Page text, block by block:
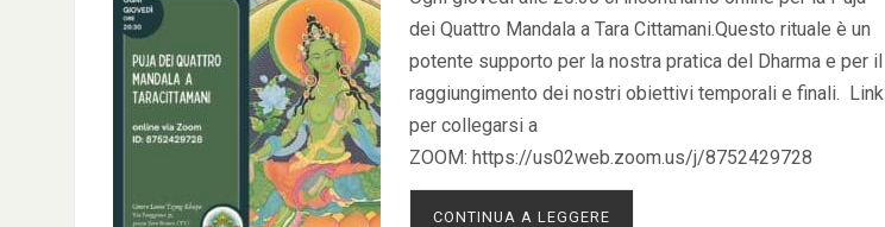
dei Quattro Mandala a Tara Cittamani.Questo rituale è un
potente supporto per la nostra pratica del Dharma e per il
raggiungimento dei nostri obiettivi temporali e finali. Link
per collegarsi a
ZOOM: https://us02web.zoom.us/j/8752429728
CONTINUA A LEGGERE